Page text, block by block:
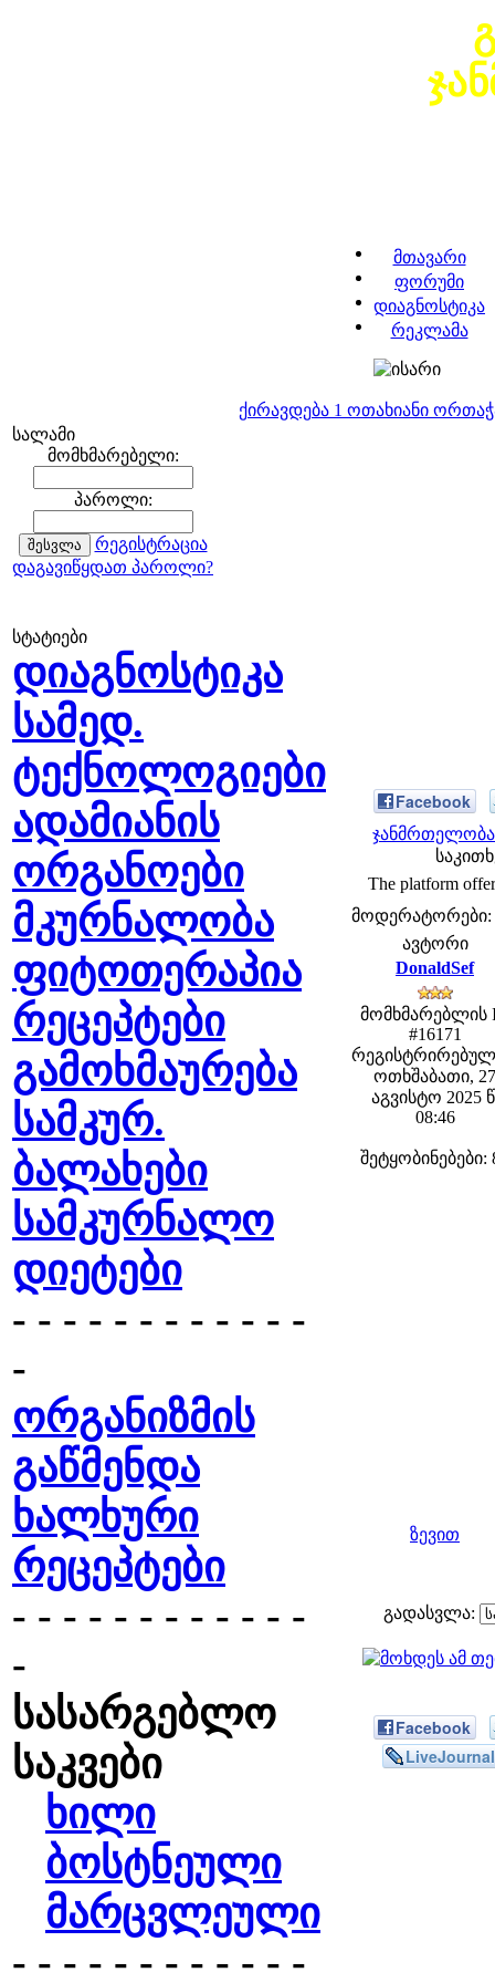
მთავარი
ფორუმი
დიაგნოსტიკა
რეკლამა
ქირავდება 1 ოთახიანი
სალამი
მომხმარებელი:
პაროლი:
რეგისტრაცია
დაგავიწყდათ პაროლი?
სტატიები
დიაგნოსტიკა
სამედ.
ტექნოლოგიები
ადამიანის
ორგანოები
მკურნალობა
ფიტოთერაპია
რეცეპტები
გამოხმაურება
სამკურ.
ბალახები
სამკურნალო
დიეტები
- - - - - - - - - - - -
-
ორგანიზმის
გაწმენდა
ხალხური
რეცეპტები
- - - - - - - - - - - -
-
სასარგებლო
საკვები
ხილი
ბოსტნეული
მარცვლეული
- - - - - - - - - - - -
Facebook
ჯანმრთელობა
The platform
მოდერატორები:
ავტორი
DonaldSef
მომხმარებლის
#16171
ოთხშაბათი, 27
აგვისტო 2025
08:46
შეტყობინებები:
ზევით
გადასვლა:
Facebook
LiveJournal